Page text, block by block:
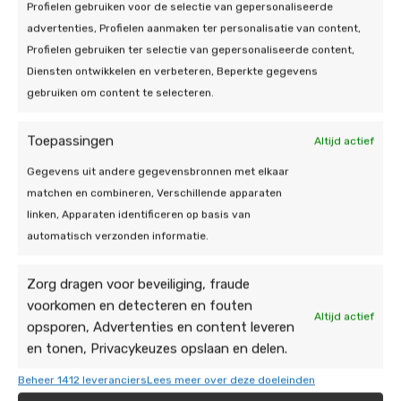
Profielen gebruiken voor de selectie van gepersonaliseerde
advertenties, Profielen aanmaken ter personalisatie van content,
Profielen gebruiken ter selectie van gepersonaliseerde content,
Diensten ontwikkelen en verbeteren, Beperkte gegevens
gebruiken om content te selecteren.
Toepassingen Altijd actief
Gegevens uit andere gegevensbronnen met elkaar
matchen en combineren, Verschillende apparaten
linken, Apparaten identificeren op basis van
automatisch verzonden informatie.
Zorg dragen voor beveiliging, fraude
voorkomen en detecteren en fouten
opsporen, Advertenties en content leveren
en tonen, Privacykeuzes opslaan en delen.
Altijd actief
Beheer 1412 leveranciersLees meer over deze doeleinden
Onze energie-
oplossingen
Bent u op zoek naar een betrouwbare thuisbatterij